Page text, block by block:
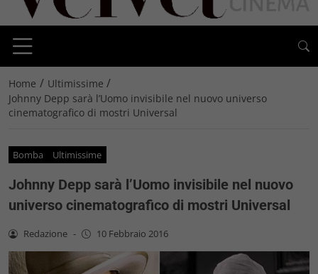
Home / Ultimissime /
Johnny Depp sarà l’Uomo invisibile nel nuovo universo
cinematografico di mostri Universal
Bomba Ultimissime
Johnny Depp sarà l’Uomo invisibile nel nuovo
universo cinematografico di mostri Universal
Redazione - 10 Febbraio 2016